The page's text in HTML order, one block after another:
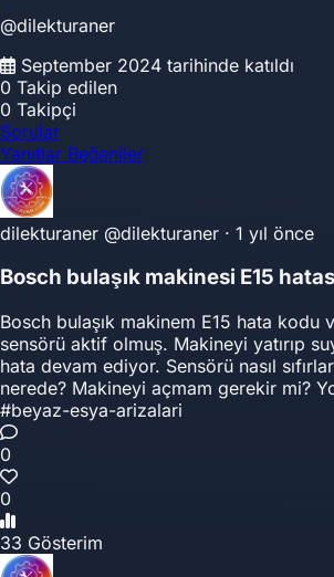
@dilekturaner
September 2024 tarihinde katıldı
0 Takip edilen
0 Takipçi
Sorular
Yanıtlar Beğeniler
dilekturaner @dilekturaner · 1 yıl önce
Bosch bulaşık makinesi E15
Bosch bulaşık makinem E15 hata kodu
sensörü aktif olmuş. Makineyi yatırıp
hata devam ediyor. Sensörü nasıl
nerede? Makineyi açmam gerekir mi?
#beyaz-esya-arizalari
0
0
33 Gösterim